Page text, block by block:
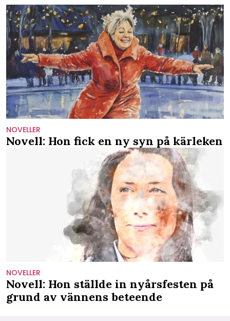
NOVELLER
Novell: Hon fick en ny syn på kärleken
NOVELLER
Novell: Hon ställde in nyårsfesten på
grund av vännens beteende